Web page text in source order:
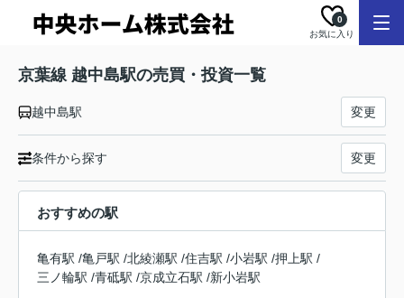
お気に入り
0
京葉線 越中島駅の売買・投資一覧
越中島駅 変更
条件から探す 変更
おすすめの駅
亀有駅 /亀戸駅 /北綾瀬駅 /住吉駅 /小岩駅 /押上駅 /
三ノ輪駅 /青砥駅 /京成立石駅 /新小岩駅